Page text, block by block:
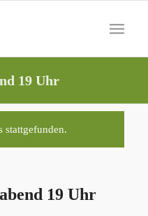
19 Uhr
stattgefunden.
19 Uhr